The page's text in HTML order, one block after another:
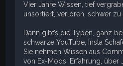
Vier Jahre Wissen, tief
unsortiert, verloren, schwer zu
Dann gibt’s die Typen, ganz
schwarze YouTube, Insta
Sie nehmen Wissen aus
von Ex-Mods, Erfahrung, über